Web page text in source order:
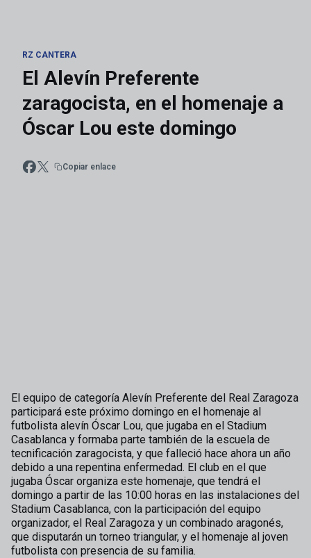
RZ CANTERA
El Alevín Preferente
zaragocista, en el homenaje a
Óscar Lou este domingo
Copiar enlace
El equipo de categoría Alevín Preferente del Real Zaragoza
participará este próximo domingo en el homenaje al
futbolista alevín Óscar Lou, que jugaba en el Stadium
Casablanca y formaba parte también de la escuela de
tecnificación zaragocista, y que falleció hace ahora un año
debido a una repentina enfermedad. El club en el que
jugaba Óscar organiza este homenaje, que tendrá el
domingo a partir de las 10:00 horas en las instalaciones del
Stadium Casablanca, con la participación del equipo
organizador, el Real Zaragoza y un combinado aragonés,
que disputarán un torneo triangular, y el homenaje al joven
futbolista con presencia de su familia.